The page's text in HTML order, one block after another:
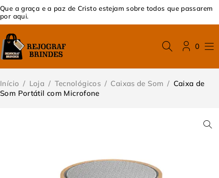
Que a graça e a paz de Cristo estejam sobre todos que passarem
por aqui.
0
Início / Loja / Tecnológicos / Caixas de Som / Caixa de
Som Portátil com Microfone